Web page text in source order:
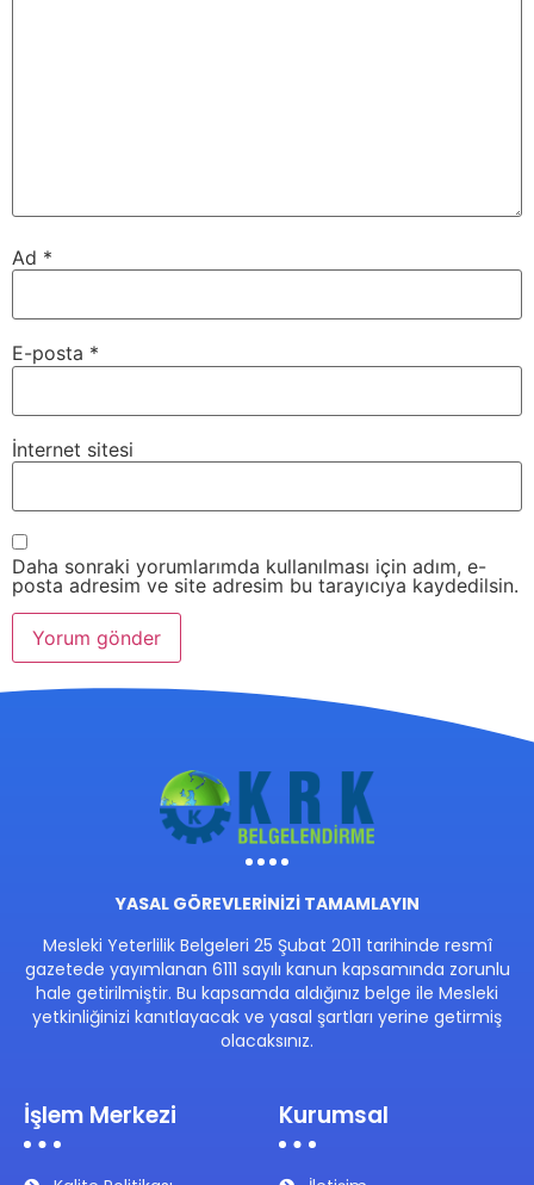
Ad *
E-posta *
İnternet sitesi
Daha sonraki yorumlarımda kullanılması için adım, e-
posta adresim ve site adresim bu tarayıcıya kaydedilsin.
YASAL GÖREVLERİNİZİ TAMAMLAYIN
Mesleki Yeterlilik Belgeleri 25 Şubat 2011 tarihinde resmî
gazetede yayımlanan 6111 sayılı kanun kapsamında zorunlu
hale getirilmiştir. Bu kapsamda aldığınız belge ile Mesleki
yetkinliğinizi kanıtlayacak ve yasal şartları yerine getirmiş
olacaksınız.
İşlem Merkezi Kurumsal